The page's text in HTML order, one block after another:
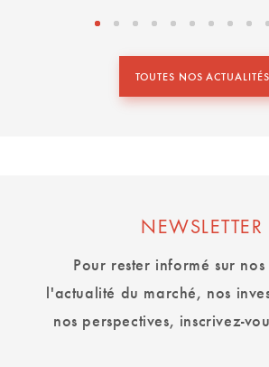
TOUTES NOS ACTUALITÉS
NEWSLETTER
Pour rester informé sur
l'actualité du marché, nos
nos perspectives, inscrivez-